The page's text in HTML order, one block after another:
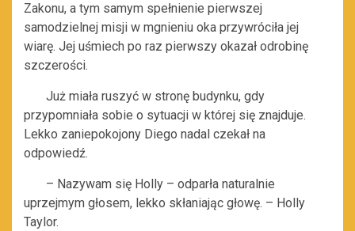
Zakonu, a tym samym spełnienie pierwszej
samodzielnej misji w mgnieniu oka przywróciła jej
wiarę. Jej uśmiech po raz pierwszy okazał odrobinę
szczerości.
Już miała ruszyć w stronę budynku, gdy
przypomniała sobie o sytuacji w której się znajduje.
Lekko zaniepokojony Diego nadal czekał na
odpowiedź.
– Nazywam się Holly – odparła naturalnie
uprzejmym głosem, lekko skłaniając głowę. – Holly
Taylor.